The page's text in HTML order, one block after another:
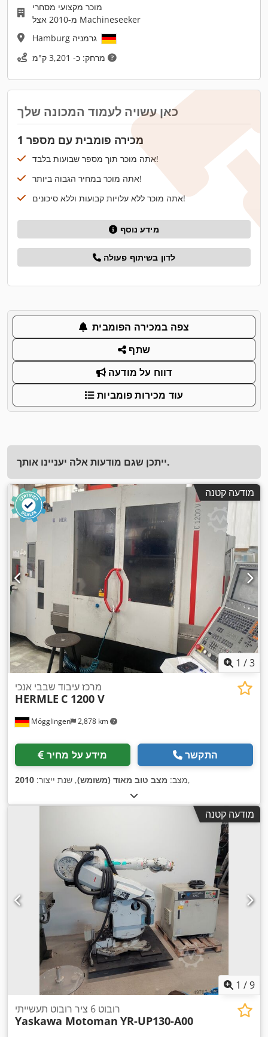
מוכר מקצועי מסחרי
מ-2010 אצל Machineseeker
כאן עשויה לעמוד המכונה שלך
מכירה פומבית עם מספר 1
אתה מוכר תוך מספר שבועות בלבד!
אתה מוכר במחיר הגבוה ביותר!
אתה מוכר ללא עלויות קבועות וללא סיכונים!
מידע נוסף
לדון בשיתוף פעולה
צפה במכירה הפומבית
שתף
דווח על מודעה
עוד מכירות פומביות
ייתכן שגם מודעות אלה יעניינו אותך.
מודעה קטנה
1 /3
Mögglingen 2,878 km
מרכז עיבוד שבבי אנכי
HERMLE C 1200 V
מידע על מחיר התקשר
מצב: מצב טוב מאוד (משומש), שנת ייצור: 2010 ,
מודעה קטנה
1 /9
רובוט 6 ציר רובוט תעשייתי
Yaskawa Motoman YR-UP130-A00